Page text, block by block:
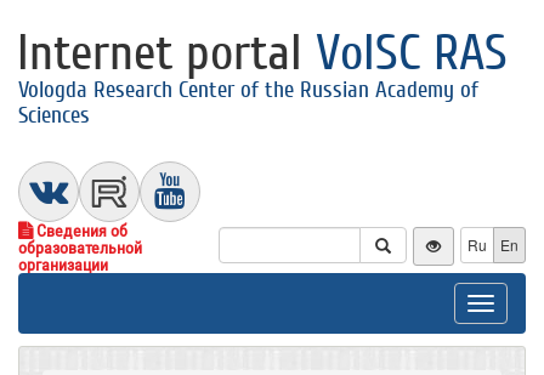
Internet portal VolSC RAS
Vologda Research Center of the Russian Academy of
Sciences
Сведения об
образовательной
организации
Ru En
Toggle